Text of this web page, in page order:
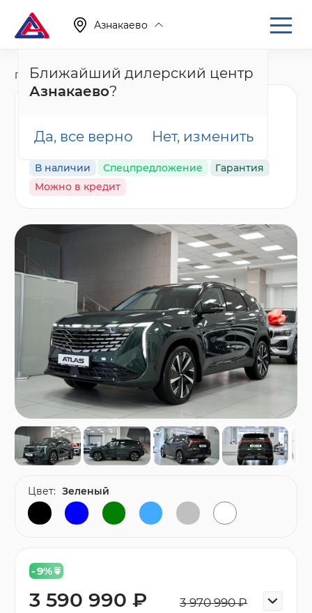
Азнакаево
Ближайший дилерский центр
Азнакаево?
Да, все верно Нет, изменить
Главная Каталог Новые автомобили Atlas, II
зеленый
В наличии Спецпредложение
Гарантия
Можно в кредит
- 9%
3 970 990 ₽
3 590 990 ₽
Цвет: Зеленый